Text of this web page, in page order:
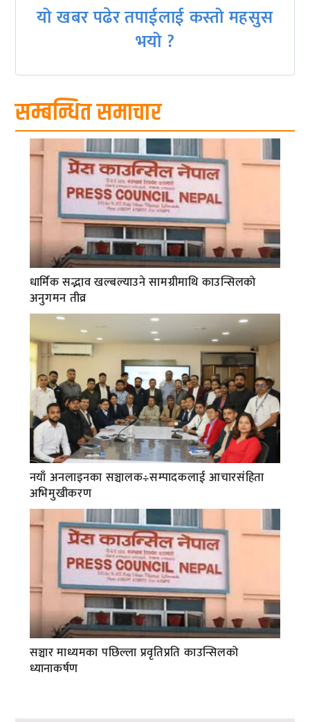
यो खबर पढेर तपाईलाई कस्तो महसुस
भयो ?
सम्बन्धित समाचार
धार्मिक सद्भाव खल्बल्याउने सामग्रीमाथि काउन्सिलको
अनुगमन तीव्र
नयाँ अनलाइनका सञ्चालक÷सम्पादकलाई आचारसंहिता
अभिमुखीकरण
सञ्चार माध्यमका पछिल्ला प्रवृतिप्रति काउन्सिलको
ध्यानाकर्षण